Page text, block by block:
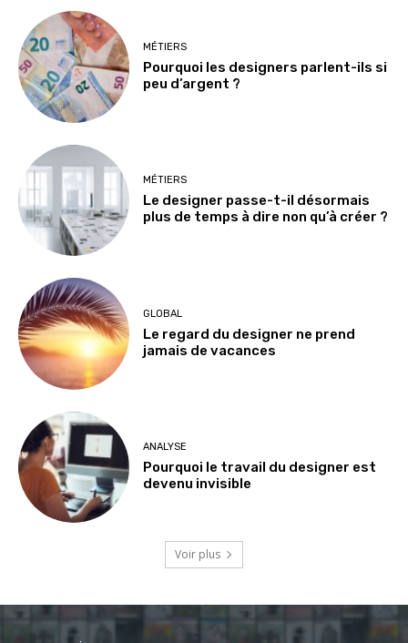
MÉTIERS
Pourquoi les designers parlent-ils si
peu d’argent ?
MÉTIERS
Le designer passe-t-il désormais
plus de temps à dire non qu’à créer ?
GLOBAL
Le regard du designer ne prend
jamais de vacances
ANALYSE
Pourquoi le travail du designer est
devenu invisible
Voir plus